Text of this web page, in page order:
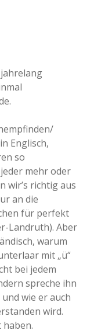
Englisch,
so
mehr oder
wir’s richtig aus
an die
für perfekt
Landruth). Aber
warum
mit „ü“
bei jedem
spreche ihn
wie er auch
wird.
haben.